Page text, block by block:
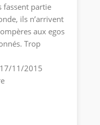
fassent partie
ils n’arrivent
aux egos
Trop
11/2015